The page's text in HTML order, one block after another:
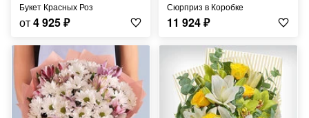
Букет Красных Роз
от4 925₽
Сюрприз в Коробке
11 924₽